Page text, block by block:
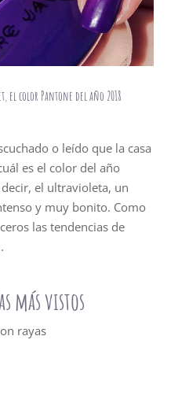
el color Pantone del año 2018
o leído que la casa
es el color del año
el ultravioleta, un
y muy bonito. Como
las tendencias de
más vistos
rayas